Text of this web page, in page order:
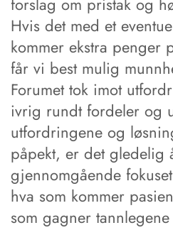
forslag om pristak og
Hvis det med et
kommer ekstra penger
får vi best mulig
Forumet tok imot
ivrig rundt fordeler og
utfordringene og
påpekt, er det gledelig
gjennomgående
hva som kommer
som gagner tannlegene